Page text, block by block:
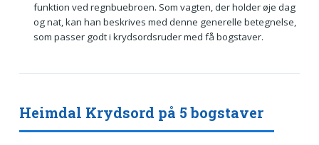
funktion ved regnbuebroen. Som vagten, der holder øje dag
og nat, kan han beskrives med denne generelle betegnelse,
som passer godt i krydsordsruder med få bogstaver.
Heimdal Krydsord på 5 bogstaver